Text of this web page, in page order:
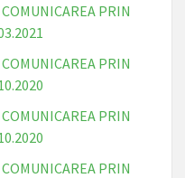
PRIN
PRIN
PRIN
PRIN